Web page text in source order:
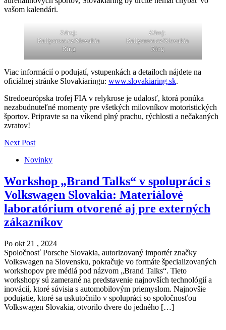
vašom kalendári.
Zdroj:
Rallycross.cz/Slovakia
Ring
Zdroj:
Rallycross.cz/Slovakia
Ring
Viac informácií o podujatí, vstupenkách a detailoch nájdete na
oficiálnej stránke Slovakiaringu: www.slovakiaring.sk.
Stredoeurópska trofej FIA v relykrose je udalosť, ktorá ponúka
nezabudnuteľné momenty pre všetkých milovníkov motoristických
športov. Pripravte sa na víkend plný prachu, rýchlosti a nečakaných
zvratov!
Next Post
Novinky
Workshop „Brand Talks“ v spolupráci s
Volkswagen Slovakia: Materiálové
laboratórium otvorené aj pre externých
zákazníkov
Po okt 21 , 2024
Spoločnosť Porsche Slovakia, autorizovaný importér značky
Volkswagen na Slovensku, pokračuje vo formáte špecializovaných
workshopov pre médiá pod názvom „Brand Talks“. Tieto
workshopy sú zamerané na predstavenie najnovších technológií a
inovácií, ktoré súvisia s automobilovým priemyslom. Najnovšie
podujatie, ktoré sa uskutočnilo v spolupráci so spoločnosťou
Volkswagen Slovakia, otvorilo dvere do jedného […]